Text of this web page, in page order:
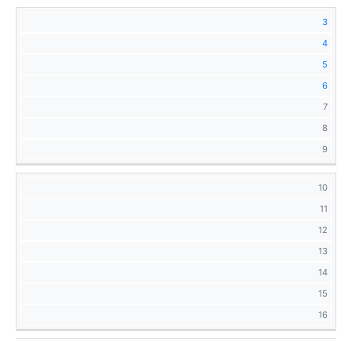
3
4
5
6
7
8
9
10
11
12
13
14
15
16